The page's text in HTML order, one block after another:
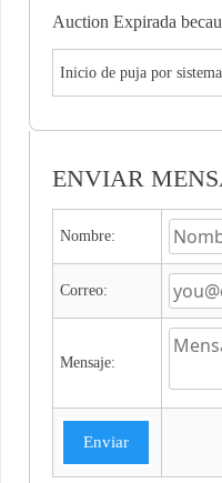
Auction Expirada
Inicio de puja por sistema
ENVIAR
Nombre:
Correo:
Mensaje:
Enviar